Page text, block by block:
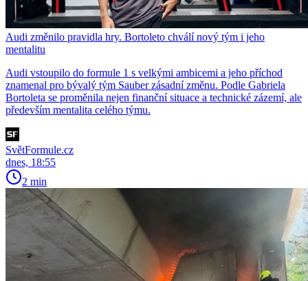
Audi změnilo pravidla hry. Bortoleto chválí nový tým i jeho
mentalitu
Audi vstoupilo do formule 1 s velkými ambicemi a jeho příchod
znamenal pro bývalý tým Sauber zásadní změnu. Podle Gabriela
Bortoleta se proměnila nejen finanční situace a technické zázemí, ale
především mentalita celého týmu.
SvětFormule.cz
dnes, 18:55
2 min